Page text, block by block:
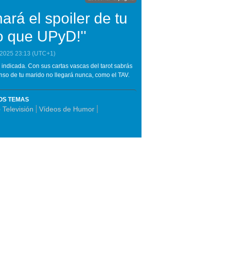
el spoiler de tu
que UPyD!''
23:13 (UTC+1)
Con sus cartas vascas del tarot sabrás
de tu marido no llegará nunca, como el TAV.
TEMAS
Vídeos de Humor